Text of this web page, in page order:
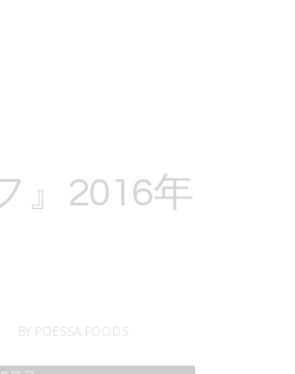
』2016年
BY POESSA FOODS